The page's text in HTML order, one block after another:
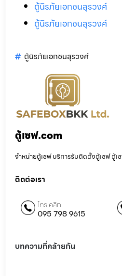
ตู้นิรภัยเอกชนสุรวงศ์
ตู้นิรภัยเอกชนสุรวงศ์
ตู้นิรภัยเอกชนสุรวงศ์
ตู้เซฟ.com
จำหน่ายตู้เซฟ บริการรับติดตั้งตู้เซฟ ตู้
ติดต่อเรา
โทร คลิก
095 798 9615
บทความที่คล้ายกัน